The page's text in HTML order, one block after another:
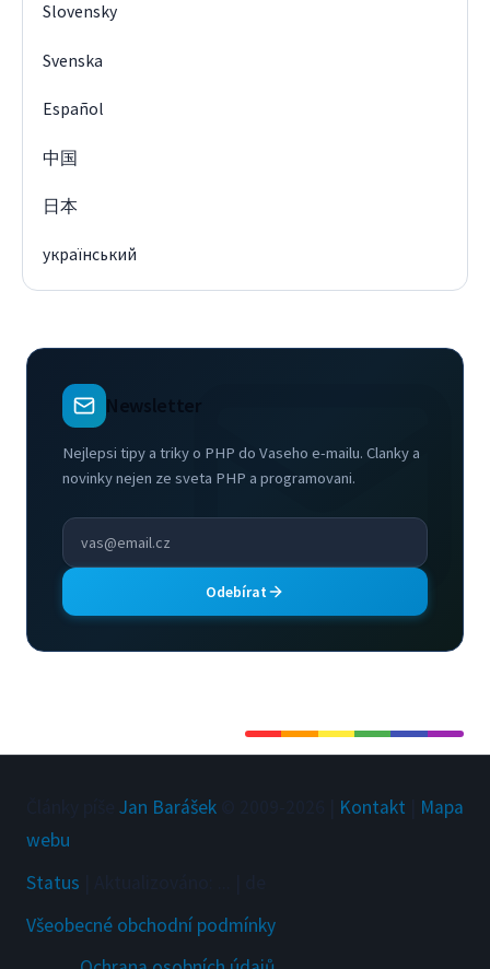
Slovensky
Svenska
Español
中国
日本
український
Newsletter
Nejlepsi tipy a triky o PHP do Vaseho e-mailu. Clanky a
novinky nejen ze sveta PHP a programovani.
Odebírat
Jan Barášek Kontakt
Mapa
webu
Status
Všeobecné obchodní podmínky